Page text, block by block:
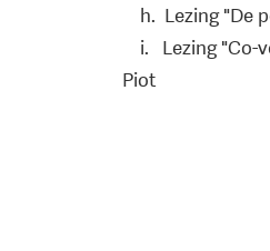
h. Lezing "De
i. Lezing "Co-
Piot